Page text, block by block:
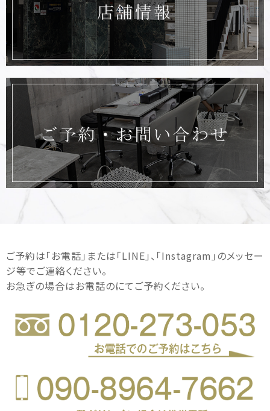
ご予約は｢お電話｣または｢LINE｣、｢Instagram｣のメッセー
ジ等でご連絡ください。
お急ぎの場合はお電話のにてご予約ください。